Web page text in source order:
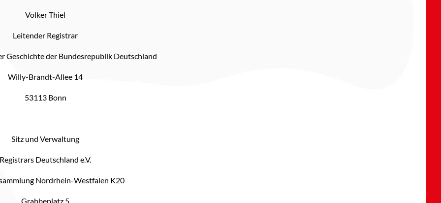
Volker Thiel
Leitender Registrar
Geschichte der Bundesrepublik Deutschland
Willy-Brandt-Allee 14
53113 Bonn
Sitz und Verwaltung
Registrars Deutschland e.V.
Nordrhein-Westfalen K20
Grabbeplatz 5